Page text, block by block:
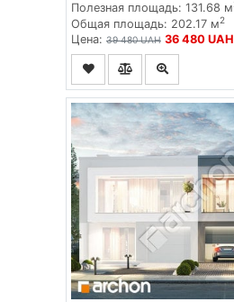
Полезная площадь: 131.68 м
Общая площадь: 202.17 м2
Цена: 39 480 UAH 36 480 UAH